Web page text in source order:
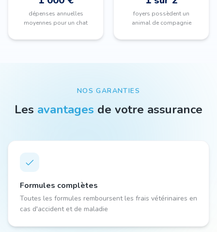
dépenses annuelles
moyennes pour un chat
foyers possèdent un
animal de compagnie
NOS GARANTIES
Les avantages de votre assurance
Formules complètes
Toutes les formules remboursent les frais vétérinaires en
cas d'accident et de maladie